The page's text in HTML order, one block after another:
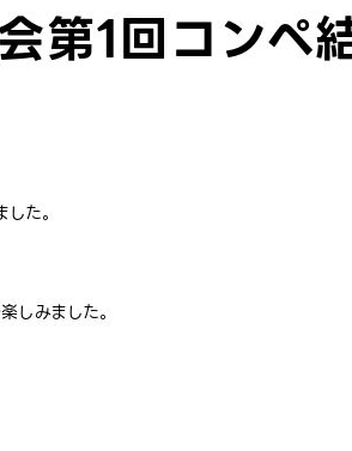
第1回コンペ
た。
しみました。